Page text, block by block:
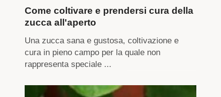
Come coltivare e prendersi cura della
zucca all'aperto
Una zucca sana e gustosa, coltivazione e
cura in pieno campo per la quale non
rappresenta speciale ...